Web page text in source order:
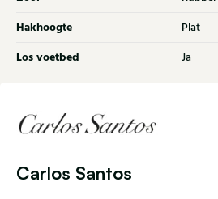
Hakhoogte Plat
Los voetbed Ja
Carlos Santos